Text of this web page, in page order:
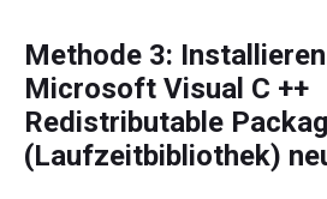
Methode 3:
Microsoft Visual C ++
Redistributable
(Laufzeitbibliothek)